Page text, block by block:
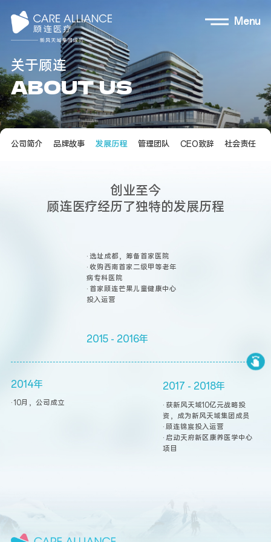
Menu
关于顾连
ABOUTUS
公司简介 品牌故事 发展历程 管理团队 CEO致辞 社会责任
创业至今
顾连医疗经历了独特的发展历程
2014年
· 10月，公司成立
2015 - 2016年
· 选址成都，筹备首家医院
· 收购西南首家二级甲等老年
病专科医院
· 首家顾连芒果儿童健康中心
投入运营
2017 - 2018年
· 获新风天域10亿元战略投
资，成为新风天域集团成员
· 顾连锦宸投入运营
· 启动天府新区康养医学中心
项目